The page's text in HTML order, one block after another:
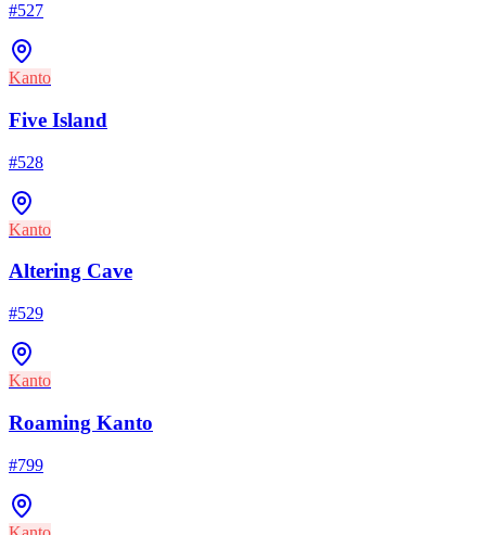
#527
Kanto
Five Island
#528
Kanto
Altering Cave
#529
Kanto
Roaming Kanto
#799